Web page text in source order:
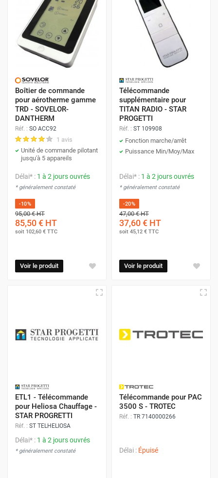
Boîtier de commande
pour aérotherme gamme
TRD - SOVELOR-
DANTHERM
Réf. : SO ACC92
1 avis
Unité de commande pilotant
jusqu'à 5 appareils
Délai* : 1 à 2 jours ouvrés
* généralement constaté
-10%
95,00 €HT
85,50 € HT
soit 102,60 € TTC
Voir le produit
Télécommande
supplémentaire pour
TITAN RADIO - STAR
PROGETTI
Réf. : ST 109908
Fonction marche/arrêt
Puissance Min/Moy/Max
Délai* : 1 à 2 jours ouvrés
* généralement constaté
-20%
47,00 €HT
37,60 € HT
soit 45,12 € TTC
Voir le produit
ETL1 - Télécommande
pour Heliosa Chauffage -
STAR PROGRETTI
Réf. : ST TELHELIOSA
Délai* : 1 à 2 jours ouvrés
* généralement constaté
Télécommande pour PAC
3500 S - TROTEC
Réf. : TR 7140000266
Délai : Épuisé